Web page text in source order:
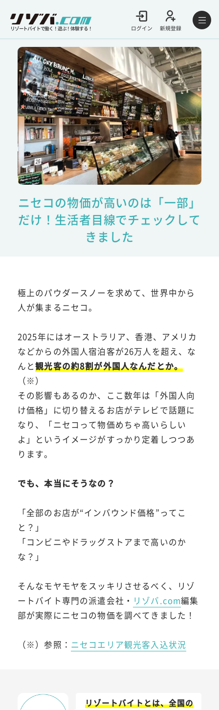
リゾートバイトで働く！遊ぶ！体験する！ ログイン 新規登録
ニセコの物価が高いのは「一部」
だけ！生活者目線でチェックして
きました
極上のパウダースノーを求めて、世界中から
人が集まるニセコ。
2025年にはオーストラリア、香港、アメリカ
などからの外国人宿泊客が26万人を超え、な
んと観光客の約8割が外国人なんだとか。
（※）
その影響もあるのか、ここ数年は「外国人向
け価格」に切り替えるお店がテレビで話題に
なり、「ニセコって物価めちゃ高いらしい
よ」というイメージがすっかり定着しつつあ
ります。
でも、本当にそうなの？
「全部のお店が“インバウンド価格”ってこ
と？」
「コンビニやドラッグストアまで高いのか
な？」
そんなモヤモヤをスッキリさせるべく、リゾ
ートバイト専門の派遣会社・ リゾバ.com編集
部が実際にニセコの物価を調べてきました！
（※）参照： ニセコエリア観光客入込状況
リゾートバイトとは、全国の